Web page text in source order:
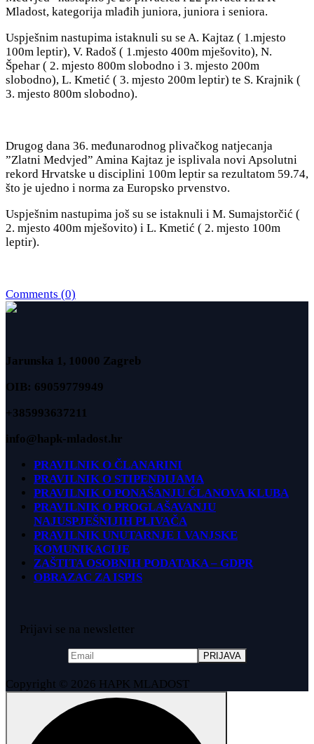
Mladost, kategorija mlađih juniora, juniora i seniora.
Uspješnim nastupima istaknuli su se A. Kajtaz ( 1.mjesto
100m leptir), V. Radoš ( 1.mjesto 400m mješovito), N.
Špehar ( 2. mjesto 800m slobodno i 3. mjesto 200m
slobodno), L. Kmetić ( 3. mjesto 200m leptir) te S. Krajnik (
3. mjesto 800m slobodno).
Drugog dana 36. međunarodnog plivačkog natjecanja
”Zlatni Medvjed” Amina Kajtaz je isplivala novi Apsolutni
rekord Hrvatske u disciplini 100m leptir sa rezultatom 59.74,
što je ujedno i norma za Europsko prvenstvo.
Uspješnim nastupima još su se istaknuli i M. Sumajstorčić (
2. mjesto 400m mješovito) i L. Kmetić ( 2. mjesto 100m
leptir).
Comments (0)
Jarunska 1, 10000 Zagreb
OIB: 69059779949
+385993637211
info@hapk-mladost.hr
PRAVILNIK O ČLANARINI
PRAVILNIK O STIPENDIJAMA
PRAVILNIK O PONAŠANJU ČLANOVA KLUBA
PRAVILNIK O PROGLAŠAVANJU
NAJUSPJEŠNIJIH PLIVAČA
PRAVILNIK UNUTARNJE I VANJSKE
KOMUNIKACIJE
ZAŠTITA OSOBNIH PODATAKA – GDPR
OBRAZAC ZA ISPIS
Prijavi se na newsletter
Copyright © 2026 HAPK MLADOST